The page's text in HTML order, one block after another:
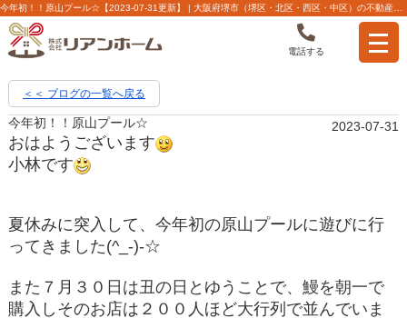
電話する
＜＜ ブログの一覧へ戻る
今年初！！原山プール☆ 2023-07-31
おはようございます
小林です
夏休みに突入して、今年初の原山プールに遊びに行
ってきました(^_-)-☆
また７月３０日は丑の日とゆうことで、鰻を朝一で
購入しそのお店は２００人ほど大行列で並んでいま